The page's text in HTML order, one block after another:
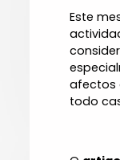
Este
afectos
todo